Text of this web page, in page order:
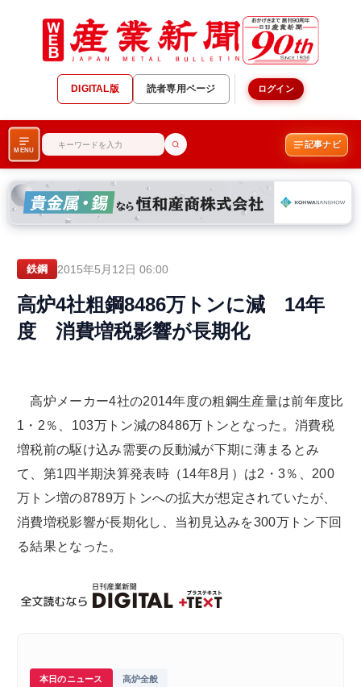
DIGITAL版 読者専用ページ ログイン
MENU
記事ナビ
鉄鋼 2015年5月12日 06:00
高炉4社粗鋼8486万トンに減 14年
度 消費増税影響が長期化
高炉メーカー4社の2014年度の粗鋼生産量は前年度比
1・2％、103万トン減の8486万トンとなった。消費税
増税前の駆け込み需要の反動減が下期に薄まるとみ
て、第1四半期決算発表時（14年8月）は2・3％、200
万トン増の8789万トンへの拡大が想定されていたが、
消費増税影響が長期化し、当初見込みを300万トン下回
る結果となった。
本日のニュース 高炉全般